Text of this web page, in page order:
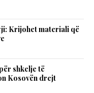
Krijohet materiali që
shkelje të
Kosovën drejt